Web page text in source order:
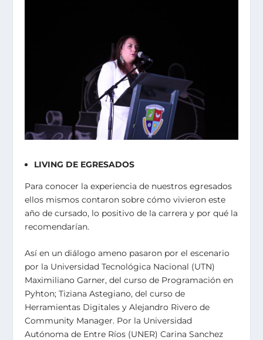
LIVING DE EGRESADOS
Para conocer la experiencia de nuestros egresados
ellos mismos contaron sobre cómo vivieron este
año de cursado, lo positivo de la carrera y por qué la
recomendarían.
Así en un diálogo ameno pasaron por el escenario
por la Universidad Tecnológica Nacional (UTN)
Maximiliano Garner, del curso de Programación en
Pyhton; Tiziana Astegiano, del curso de
Herramientas Digitales y Alejandro Rivero de
Community Manager. Por la Universidad
Autónoma de Entre Ríos (UNER) Carina Sanchez